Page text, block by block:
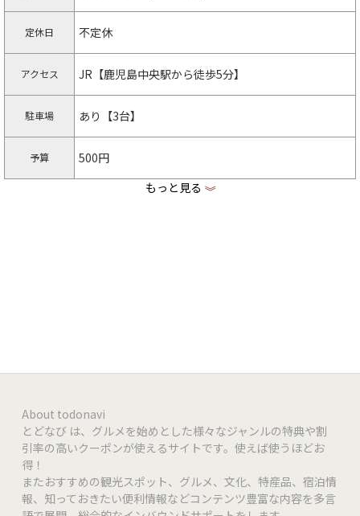
定休日 不定休
アクセス JR【鹿児島中央駅から徒歩5分】
駐車場 あり【3台】
予算 500円
電子マネー QUICPay | iD | 交通系ICカード
席数 7席
もっと見る 《
About todonavi
とどなび は、グルメを始めとした様々なジャンルの特典や割
引率の高いクーポンが使えるサイトです。使えば使うほどお
得！
またおすすめの観光スポット、グルメ、文化、特産品、宿泊情
報、知っておきたい便利情報などコンテンツ豊富な内容を多言